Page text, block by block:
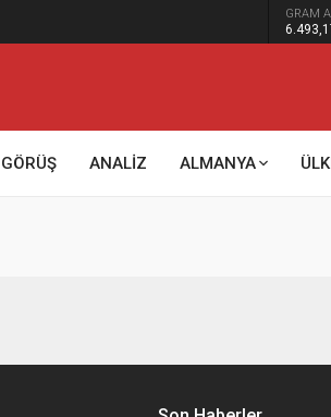
GRAM
GÖRÜŞ ANALİZ ALMANYA